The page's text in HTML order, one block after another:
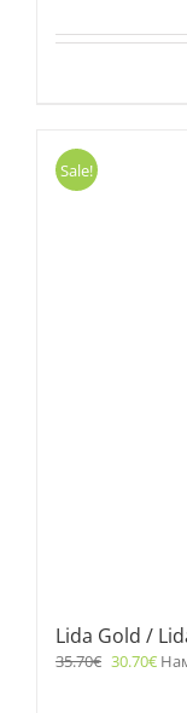
Sale!
Lida Gold /
35.70€ 30.70€